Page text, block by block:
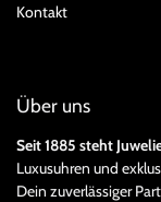
Kontakt
Über uns
Seit 1885 steht
Luxusuhren und
Dein zuverlässiger